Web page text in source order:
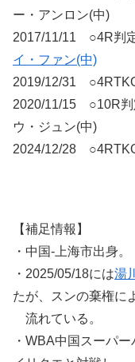
ー・アンロン(中)
2017/11/11 ○4R判
イ・ファン(中)
2019/12/31
2020/11/15 ○10R判
ウ・ジュン(中)
2024/12/28
【補足情報】
・中国-上海市出身。
・2025/05/18には湯
たが、スンの棄権に
流れている。
・WBA中国スーパ